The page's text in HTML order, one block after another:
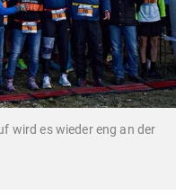
wird es wieder eng an der